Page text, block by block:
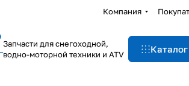
Компания
Запчасти для снегоходной,
водно-моторной техники и ATV
Каталог